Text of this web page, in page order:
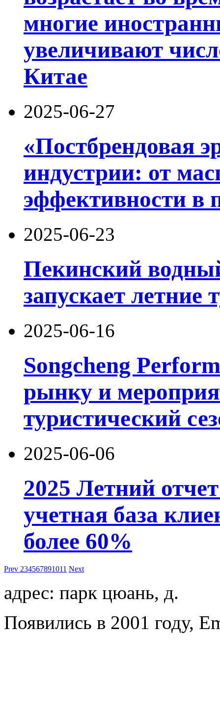
многие
увеличивают
Китае
2025-06-27
«Постбрендовая
индустрии: от
эффективности в
2025-06-23
Пекинский
запускает летние
2025-06-16
Songcheng
рынку и
туристический
2025-06-06
2025 Летний
учетная база
более 60%
Prev 234567891011 Next
адрес: парк цюань, д.
Появились в 2001 году,